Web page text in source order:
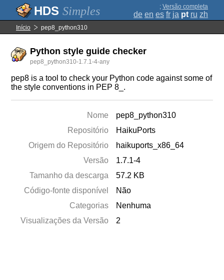
Simples ; Versão completa
de en es fr ja pt ru zh
Início pep8_python310
Python style guide checker
pep8_python310-1.7.1-4-any
pep8 is a tool to check your Python code against some of
the style conventions in PEP 8_.
Nome
pep8_python310
Repositório
HaikuPorts
Origem do Repositório
haikuports_x86_64
Versão
1.7.1-4
Tamanho da descarga
57.2 KB
Código-fonte disponível
Não
Categorias
Nenhuma
Visualizações da Versão
2